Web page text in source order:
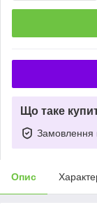
Що таке
Замовлення
Опис